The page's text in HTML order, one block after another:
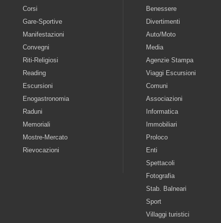
Corsi
Gare-Sportive
Manifestazioni
Convegni
Riti-Religiosi
Reading
Escursioni
Enogastronomia
Raduni
Memoriali
Mostre-Mercato
Rievocazioni
Benessere
Divertimenti
Auto/Moto
Media
Agenzie Stampa
Viaggi Escursioni
Comuni
Associazioni
Informatica
Immobiliari
Proloco
Enti
Spettacoli
Fotografia
Stab. Balneari
Sport
Villaggi turistici